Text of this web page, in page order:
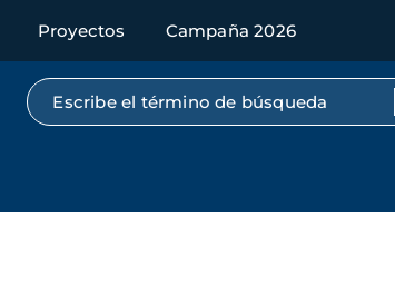
Proyectos Campaña 2026
Búsqueda por texto completo